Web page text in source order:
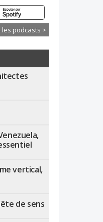
les podcasts >
vertical,
de sens